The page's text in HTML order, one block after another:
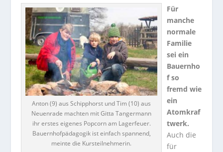
Anton (9) aus Schipphorst und Tim (10) aus
Neuenrade machten mit Gitta Tangermann
ihr erstes eigenes Popcorn am Lagerfeuer.
Bauernhofpädagogik ist einfach spannend,
meinte die Kursteilnehmerin.
Für
manche
normale
Familie
sei ein
Bauernho
f so
fremd wie
ein
Atomkraf
twerk.
Auch die
für